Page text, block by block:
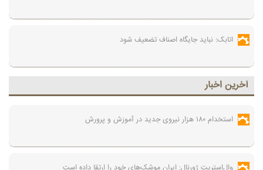
اتابک: نباید جایگاه اصناف تضعیف شود
آخرين اخبار
استخدام ۱۸۰ هزار نیروی جدید در آموزش‌ و پرورش
وال‌استریت ژورنال: ایران موشک‌های خود را ارتقا داده است